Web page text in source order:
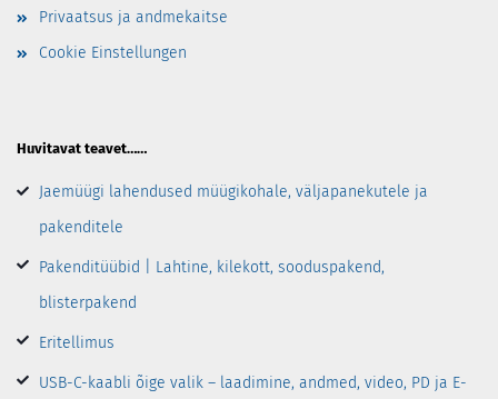
Privaatsus ja andmekaitse
Cookie Einstellungen
Huvitavat teavet……
Jaemüügi lahendused müügikohale, väljapanekutele ja
pakenditele
Pakenditüübid | Lahtine, kilekott, sooduspakend,
blisterpakend
Eritellimus
USB-C-kaabli õige valik – laadimine, andmed, video, PD ja E-